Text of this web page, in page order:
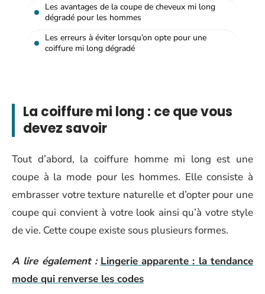
Les avantages de la coupe de cheveux mi long
dégradé pour les hommes
Les erreurs à éviter lorsqu’on opte pour une
coiffure mi long dégradé
La coiffure mi long : ce que vous
devez savoir
Tout d’abord, la coiffure homme mi long est une
coupe à la mode pour les hommes. Elle consiste à
embrasser votre texture naturelle et d’opter pour une
coupe qui convient à votre look ainsi qu’à votre style
de vie. Cette coupe existe sous plusieurs formes.
A lire également : Lingerie apparente : la tendance
mode qui renverse les codes